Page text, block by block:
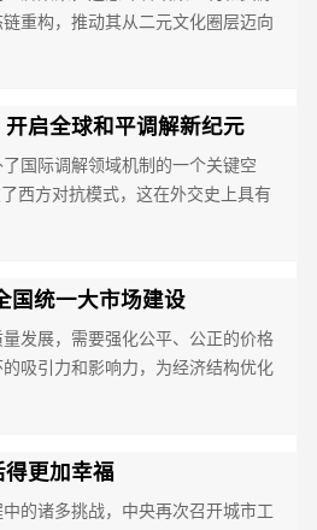
重构，推动其从二元文化圈层迈向
启全球和平调解新纪元
国际调解领域机制的一个关键空
西方对抗模式，这在外交史上具有
国统一大市场建设
发展，需要强化公平、公正的价格
吸引力和影响力，为经济结构优化
更加幸福
的诸多挑战，中央再次召开城市工